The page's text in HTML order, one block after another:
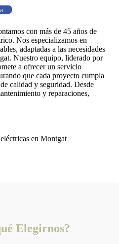
con más de 45 años de
Nos especializamos en
adaptadas a las necesidades
Nuestro equipo, liderado por
a ofrecer un servicio
que cada proyecto cumpla
calidad y seguridad. Desde
y reparaciones,
Elegirnos?